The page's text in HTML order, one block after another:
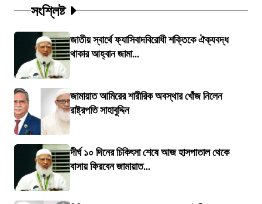
সংশ্লিষ্ট
জাতীয় স্বার্থে ফ্যাসিবাদবিরোধী শক্তিকে ঐক্যবদ্ধ
থাকার আহ্বান জামা...
জামায়াত আমিরের শারীরিক অবস্থার খোঁজ নিলেন
রাষ্ট্রপতি সাহাবুদ্দিন
দীর্ঘ ১০ দিনের চিকিৎসা শেষে আজ হাসপাতাল থেকে
বাসায় ফিরবেন জামায়াত...